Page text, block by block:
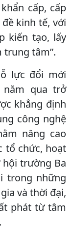
cấp, cấp
kinh tế, với
kiến tạo, lấy
trung tâm”.
lực đổi mới
năm qua trở
khẳng định
công nghệ
nâng cao
tổ chức, hoạt
trường Ba
trong những
và thời đại,
phát từ tâm